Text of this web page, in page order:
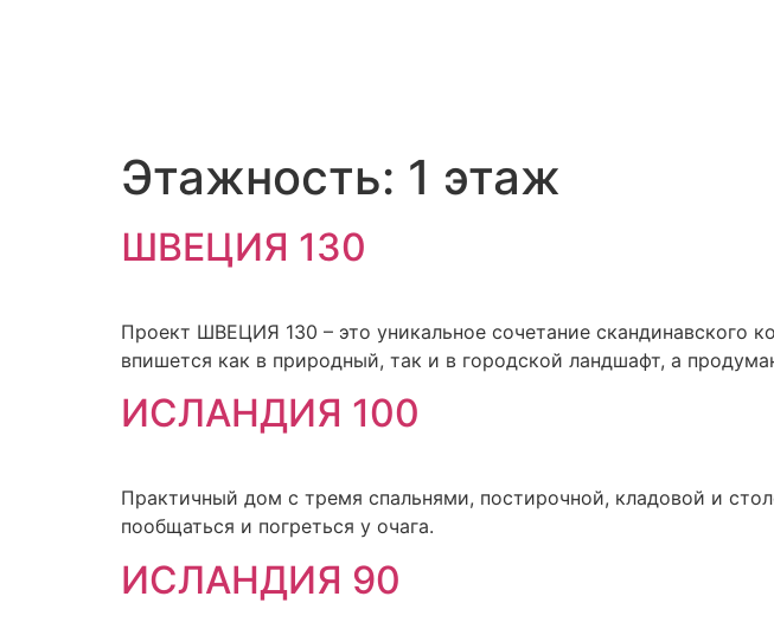
Этажность: 1 этаж
ШВЕЦИЯ 130
Проект ШВЕЦИЯ 130 – это уникальное сочетание скандинавского
впишется как в природный, так и в городской ландшафт, а
ИСЛАНДИЯ 100
Практичный дом с тремя спальнями, постирочной, кладовой и
пообщаться и погреться у очага.
ИСЛАНДИЯ 90